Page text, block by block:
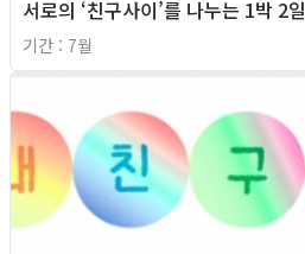
서로의 ‘친구사이’를 나누는 1박 2일
기간 : 7월